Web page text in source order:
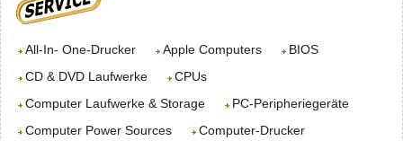
All-In- One-Drucker Apple Computers
BIOS
CD & DVD Laufwerke
CPUs
Computer Laufwerke & Storage
PC-Peripheriegeräte
Computer Power Sources
Computer-Drucker